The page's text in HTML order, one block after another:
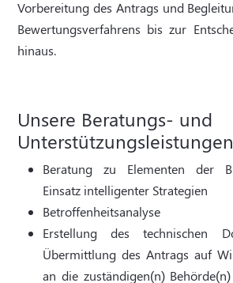
Vorbereitung des Antrags und
Bewertungsverfahrens bis zur
hinaus.
Unsere Beratungs- und
Unterstützungsleistungen
Beratung zu Elementen der
Einsatz intelligenter Strategien
Betroffenheitsanalyse
Erstellung des technischen
Übermittlung des Antrags auf
an die zuständigen(n)